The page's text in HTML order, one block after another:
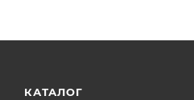
КАТАЛОГ